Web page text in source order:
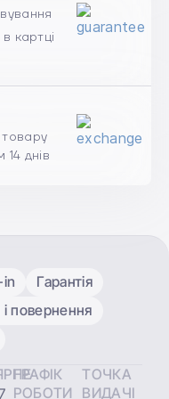
картці
14 днів
in
Гарантія
повернення
ГРАФІК
РОБОТИ
ТОЧКА
ВИДАЧІ